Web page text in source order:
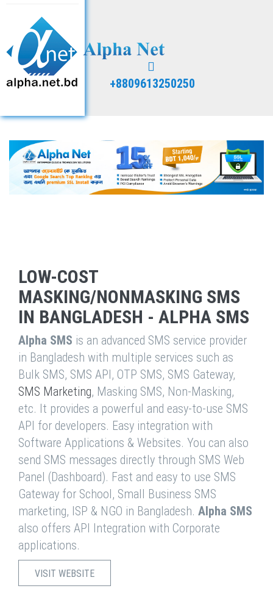
+8809613250250
LOW-COST
MASKING/NONMASKING SMS
IN BANGLADESH - ALPHA SMS
Alpha SMS is an advanced SMS service provider
in Bangladesh with multiple services such as
Bulk SMS, SMS API, OTP SMS, SMS Gateway,
SMS Marketing, Masking SMS, Non-Masking,
etc. It provides a powerful and easy-to-use SMS
API for developers. Easy integration with
Software Applications & Websites. You can also
send SMS messages directly through SMS Web
Panel (Dashboard). Fast and easy to use SMS
Gateway for School, Small Business SMS
marketing, ISP & NGO in Bangladesh. Alpha SMS
also offers API Integration with Corporate
applications.
VISIT WEBSITE